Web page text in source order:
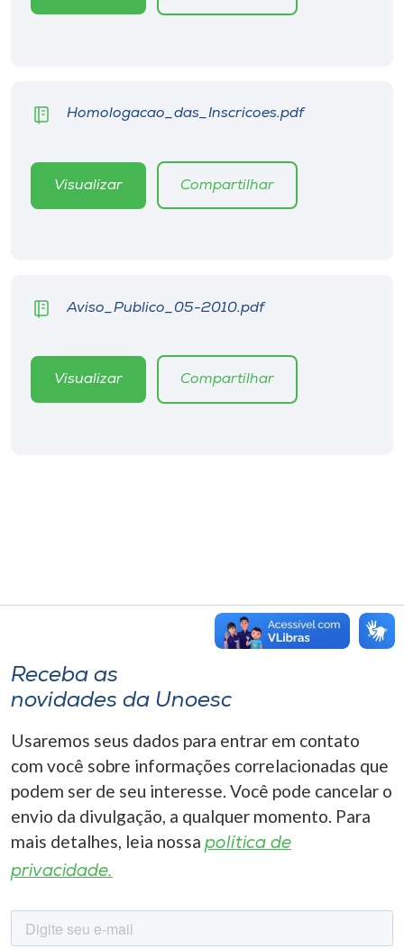
Unoesc
Store
Selecione
o idioma
Homologacao_das_Inscricoes.pdf
Visualizar Compartilhar
Aviso_Publico_05-2010.pdf
Visualizar Compartilhar
Receba as
novidades da Unoesc
Usaremos seus dados para entrar em contato
com você sobre informações correlacionadas que
podem ser de seu interesse. Você pode cancelar o
envio da divulgação, a qualquer momento. Para
mais detalhes, leia nossa política de
privacidade.